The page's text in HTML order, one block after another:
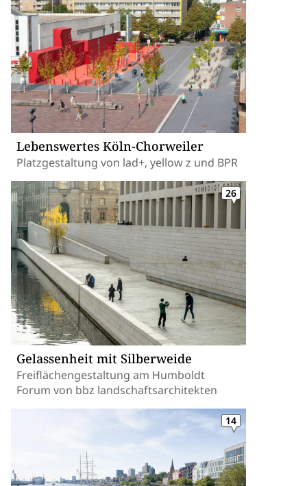
Lebenswertes Köln-Chorweiler
Platzgestaltung von lad+, yellow z und BPR
Gelassenheit mit Silberweide
Freiflächengestaltung am Humboldt
Forum von bbz landschaftsarchitekten
26
14